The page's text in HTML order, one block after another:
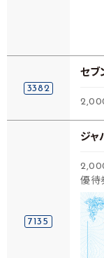
3382
セブ
7135
ジャ
優待